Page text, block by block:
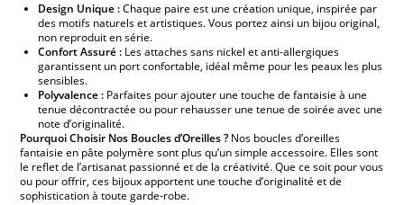
Design Unique :Chaque paire est une création unique, inspirée par
des motifs naturels et artistiques. Vous portez ainsi un bijou original,
non reproduit en série.
Confort Assuré : Les attaches sans nickel et anti-allergiques
garantissent un port confortable, idéal même pour les peaux les plus
sensibles.
Polyvalence : Parfaites pour ajouter une touche de fantaisie à une
tenue décontractée ou pour rehausser une tenue de soirée avec une
note d’originalité.
Pourquoi Choisir Nos Boucles d’Oreilles ? Nos boucles d’oreilles
fantaisie en pâte polymère sont plus qu’un simple accessoire. Elles sont
le reflet de l’artisanat passionné et de la créativité. Que ce soit pour vous
ou pour offrir, ces bijoux apportent une touche d’originalité et de
sophistication à toute garde-robe.